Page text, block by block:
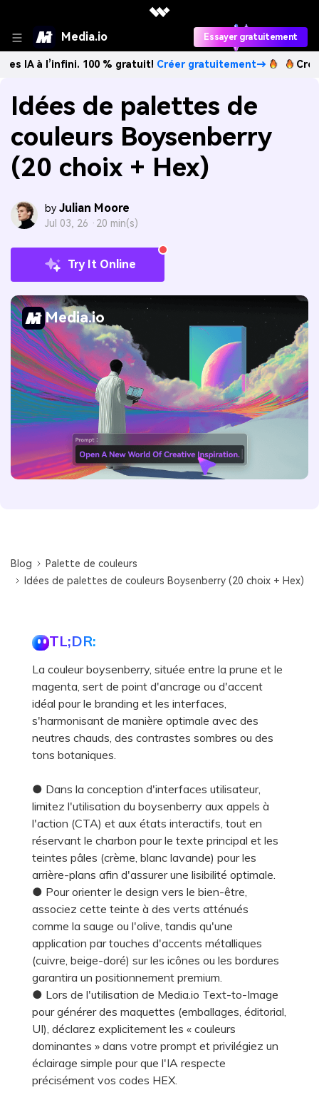
Media.io Essayer gratuitement
100 % gratuit!Créer gratuitement→ Créez des
Idées de palettes de
couleurs Boysenberry
(20 choix + Hex)
by Julian Moore
Jul 03, 26 · 20 min(s)
Try It Online
Media.io
Blog
Palette de couleurs
Idées de palettes de couleurs Boysenberry (20 choix + Hex)
TL;DR:
La couleur boysenberry, située entre la prune et le
magenta, sert de point d'ancrage ou d'accent
idéal pour le branding et les interfaces,
s'harmonisant de manière optimale avec des
neutres chauds, des contrastes sombres ou des
tons botaniques.
● Dans la conception d'interfaces utilisateur,
limitez l'utilisation du boysenberry aux appels à
l'action (CTA) et aux états interactifs, tout en
réservant le charbon pour le texte principal et les
teintes pâles (crème, blanc lavande) pour les
arrière-plans afin d'assurer une lisibilité optimale.
● Pour orienter le design vers le bien-être,
associez cette teinte à des verts atténués
comme la sauge ou l'olive, tandis qu'une
application par touches d'accents métalliques
(cuivre, beige-doré) sur les icônes ou les bordures
garantira un positionnement premium.
● Lors de l'utilisation de Media.io Text-to-Image
pour générer des maquettes (emballages, éditorial,
UI), déclarez explicitement les « couleurs
dominantes » dans votre prompt et privilégiez un
éclairage simple pour que l'IA respecte
précisément vos codes HEX.